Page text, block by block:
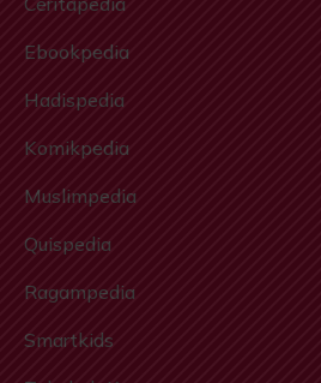
Ebookpedia
Hadispedia
Komikpedia
Muslimpedia
Quispedia
Ragampedia
Smartkids